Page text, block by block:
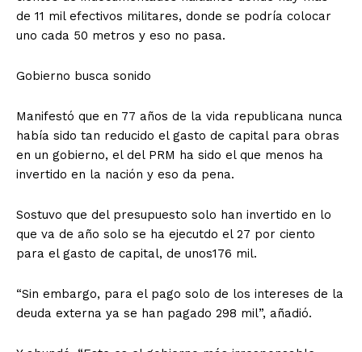
de 11 mil efectivos militares, donde se podría colocar
uno cada 50 metros y eso no pasa.
Gobierno busca sonido
Manifestó que en 77 años de la vida republicana nunca
había sido tan reducido el gasto de capital para obras
en un gobierno, el del PRM ha sido el que menos ha
invertido en la nación y eso da pena.
Sostuvo que del presupuesto solo han invertido en lo
que va de año solo se ha ejecutdo el 27 por ciento
para el gasto de capital, de unos176 mil.
“Sin embargo, para el pago solo de los intereses de la
deuda externa ya se han pagado 298 mil”, añadió.